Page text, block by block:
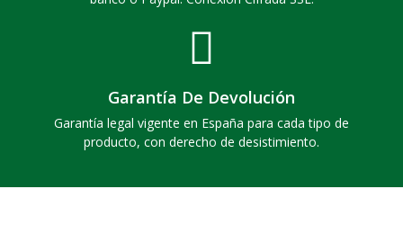
Garantía De Devolución
Garantía legal vigente en España para cada tipo de
producto, con derecho de desistimiento.